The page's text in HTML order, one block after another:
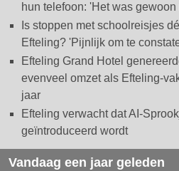
hun telefoon: 'Het was
Is stoppen met schoolreisjes
Efteling? 'Pijnlijk om te
Efteling Grand Hotel
evenveel omzet als Efteling-
jaar
Efteling verwacht dat AI-
geïntroduceerd wordt
Vandaag een jaar geleden